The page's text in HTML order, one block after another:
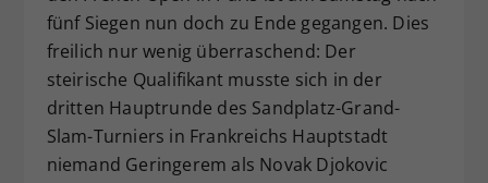
fünf Siegen nun doch zu Ende gegangen. Dies
freilich nur wenig überraschend: Der
steirische Qualifikant musste sich in der
dritten Hauptrunde des Sandplatz-Grand-
Slam-Turniers in Frankreichs Hauptstadt
niemand Geringerem als Novak Djokovic
Zweck
Dieser Wert speichert Ihre Consent-
Einstellungen. Unter anderem eine
zufällig generierte ID, für die
historische Speicherung Ihrer
vorgenommen Einstellungen, falls der
Webseiten-Betreiber dies eingestellt
hat.